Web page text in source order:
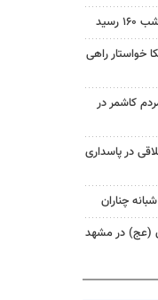
خواستار راهی
کاشمر در
در پاسداری
چناران
(عج) در مشهد